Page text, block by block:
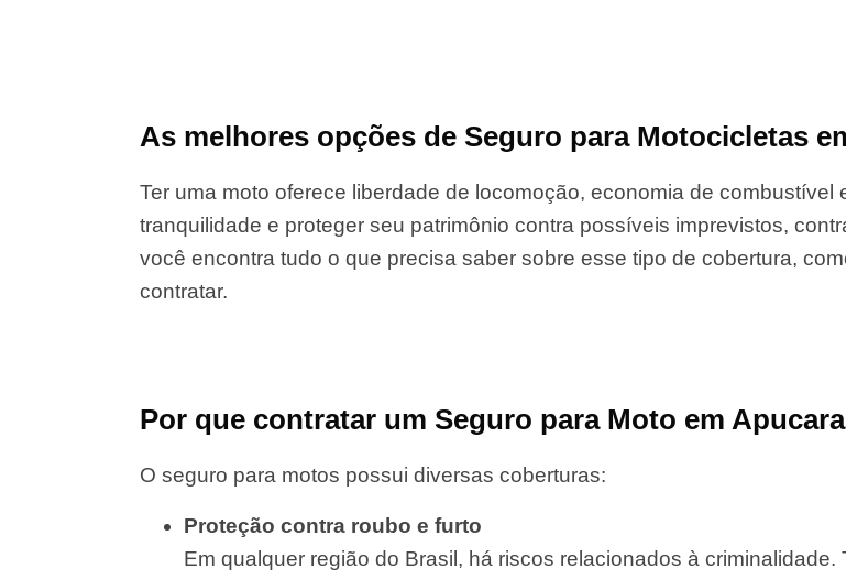
As melhores opções de Seguro para Motocicletas
Ter uma moto oferece liberdade de locomoção, economia de combustível
tranquilidade e proteger seu patrimônio contra possíveis imprevistos,
você encontra tudo o que precisa saber sobre esse tipo de cobertura,
contratar.
Por que contratar um Seguro para Moto em
O seguro para motos possui diversas coberturas:
Proteção contra roubo e furto
Em qualquer região do Brasil, há riscos relacionados à